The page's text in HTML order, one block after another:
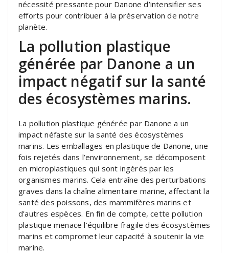
nécessité pressante pour Danone d’intensifier ses
efforts pour contribuer à la préservation de notre
planète.
La pollution plastique
générée par Danone a un
impact négatif sur la santé
des écosystèmes marins.
La pollution plastique générée par Danone a un
impact néfaste sur la santé des écosystèmes
marins. Les emballages en plastique de Danone, une
fois rejetés dans l’environnement, se décomposent
en microplastiques qui sont ingérés par les
organismes marins. Cela entraîne des perturbations
graves dans la chaîne alimentaire marine, affectant la
santé des poissons, des mammifères marins et
d’autres espèces. En fin de compte, cette pollution
plastique menace l’équilibre fragile des écosystèmes
marins et compromet leur capacité à soutenir la vie
marine.